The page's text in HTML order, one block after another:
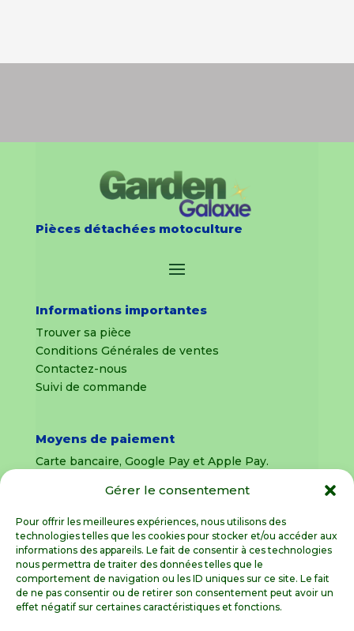
Gérer le consentement
Pour offrir les meilleures expériences, nous utilisons des
technologies telles que les cookies pour stocker et/ou accéder aux
informations des appareils. Le fait de consentir à ces technologies
nous permettra de traiter des données telles que le
comportement de navigation ou les ID uniques sur ce site. Le fait
de ne pas consentir ou de retirer son consentement peut avoir un
effet négatif sur certaines caractéristiques et fonctions.
Pièces détachées motoculture
Informations importantes
Trouver sa pièce
Conditions Générales de ventes
Contactez-nous
Suivi de commande
Moyens de paiement
Carte bancaire, Google Pay et Apple Pay.
uniquement
Livraison sous 8 jours pour les pièces
détachées
Livraisons sous 15 jours pour les outillages de
jardin (sous réserve de stock disponible)